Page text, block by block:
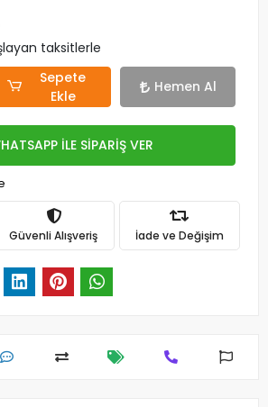
taksitlerle
Sepete
Ekle
Hemen Al
İLE SİPARİŞ VER
Güvenli Alışveriş İade ve Değişim